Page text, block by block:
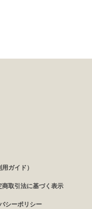
ガイド）
商取引法に基づく表示
シーポリシー